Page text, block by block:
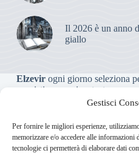
Gestisci
Per fornire le migliori esperienze,
memorizzare e/o accedere alle
tecnologie ci permetterà di elaborare dati
Il 2026 è un anno
giallo
Elzevirogni giorno seleziona
saggistica, poesia e teatro.
Testata giornalistica online
riceve contributi o agevolazioni
bis della legge 103/2012